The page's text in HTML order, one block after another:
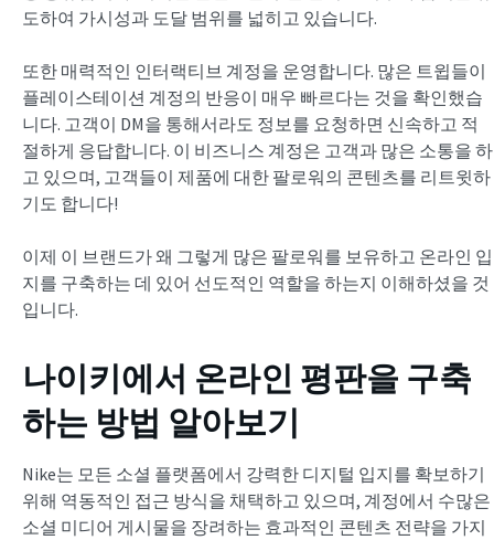
도하여 가시성과 도달 범위를 넓히고 있습니다.
또한 매력적인 인터랙티브 계정을 운영합니다. 많은 트윕들이
플레이스테이션 계정의 반응이 매우 빠르다는 것을 확인했습
니다. 고객이 DM을 통해서라도 정보를 요청하면 신속하고 적
절하게 응답합니다. 이 비즈니스 계정은 고객과 많은 소통을 하
고 있으며, 고객들이 제품에 대한 팔로워의 콘텐츠를 리트윗하
기도 합니다!
이제 이 브랜드가 왜 그렇게 많은 팔로워를 보유하고 온라인 입
지를 구축하는 데 있어 선도적인 역할을 하는지 이해하셨을 것
입니다.
나이키에서 온라인 평판을 구축
하는 방법 알아보기
Nike는 모든 소셜 플랫폼에서 강력한 디지털 입지를 확보하기
위해 역동적인 접근 방식을 채택하고 있으며, 계정에서 수많은
소셜 미디어 게시물을 장려하는 효과적인 콘텐츠 전략을 가지